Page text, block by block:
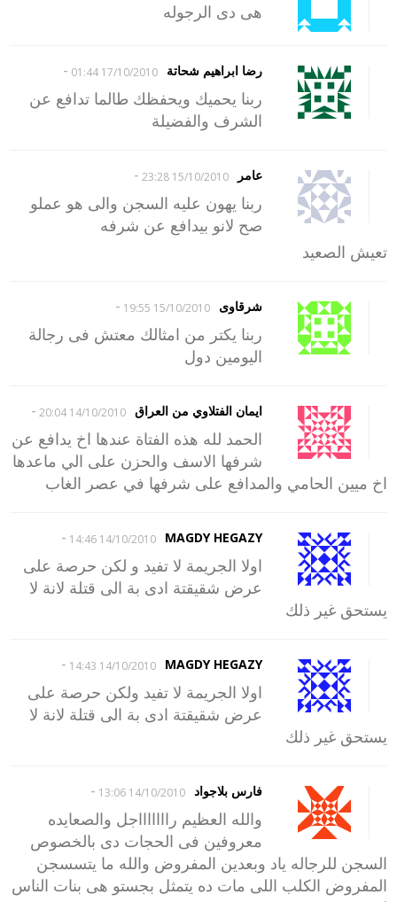
هى دى الرجوله
رضا ابراهيم شحاتة 17/10/2010 01:44
-
ربنا يحميك ويحفظك طالما تدافع عن
الشرف والفضيلة
عامر 15/10/2010 23:28
-
ربنا يهون عليه السجن والى هو عملو
صح لانو بيدافع عن شرفه
تعيش الصعيد
شرقاوى 15/10/2010 19:55
-
ربنا يكتر من امثالك معتش فى رجالة
اليومين دول
ايمان الفتلاوي من العراق 14/10/2010 20:04
-
الحمد لله هذه الفتاة عندها اخ يدافع عن
شرفها الاسف والحزن على الي ماعدها
اخ ميين الحامي والمدافع على شرفها في عصر الغاب
MAGDY HEGAZY
14/10/2010 14:46
-
اولا الجريمة لا تفيد و لكن حرصة على
عرض شقيقتة ادى بة الى قتلة لانة لا
يستحق غير ذلك
MAGDY HEGAZY
14/10/2010 14:43
-
اولا الجريمة لا تفيد ولكن حرصة على
عرض شقيقتة ادى بة الى قتلة لانة لا
يستحق غير ذلك
فارس بلاجواد 14/10/2010 13:06
-
والله العظيم راااااااجل والصعايده
معروفين فى الحجات دى بالخصوص
السجن للرجاله ياد وبعدين المفروض والله ما يتسسجن
المفروض الكلب اللى مات ده يتمثل بجستو هى بنات الناس